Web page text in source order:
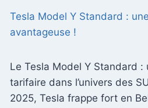
Tesla Model Y Standard :
avantageuse !
Le Tesla Model Y Standard :
tarifaire dans l’univers des
2025, Tesla frappe fort en